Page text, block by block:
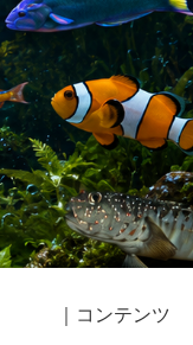
｜コンテンツ